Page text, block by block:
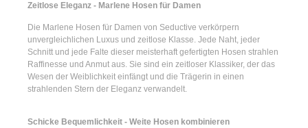
Zeitlose Eleganz - Marlene Hosen für Damen
Die Marlene Hosen für Damen von Seductive verkörpern
unvergleichlichen Luxus und zeitlose Klasse. Jede Naht, jeder
Schnitt und jede Falte dieser meisterhaft gefertigten Hosen strahlen
Raffinesse und Anmut aus. Sie sind ein zeitloser Klassiker, der das
Wesen der Weiblichkeit einfängt und die Trägerin in einen
strahlenden Stern der Eleganz verwandelt.
Schicke Bequemlichkeit - Weite Hosen kombinieren